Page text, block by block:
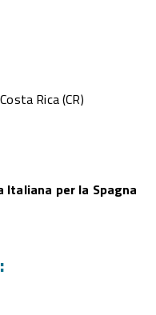
Rica (CR)
Italiana per la Spagna